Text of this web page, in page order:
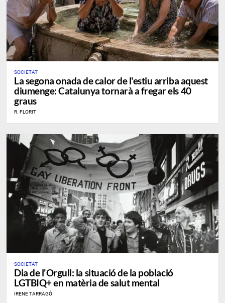
SOCIETAT
La segona onada de calor de l'estiu arriba aquest
diumenge: Catalunya tornarà a fregar els 40
graus
R. FLORIT
SOCIETAT
Dia de l'Orgull: la situació de la població
LGTBIQ+ en matèria de salut mental
IRENE TARRAGÓ